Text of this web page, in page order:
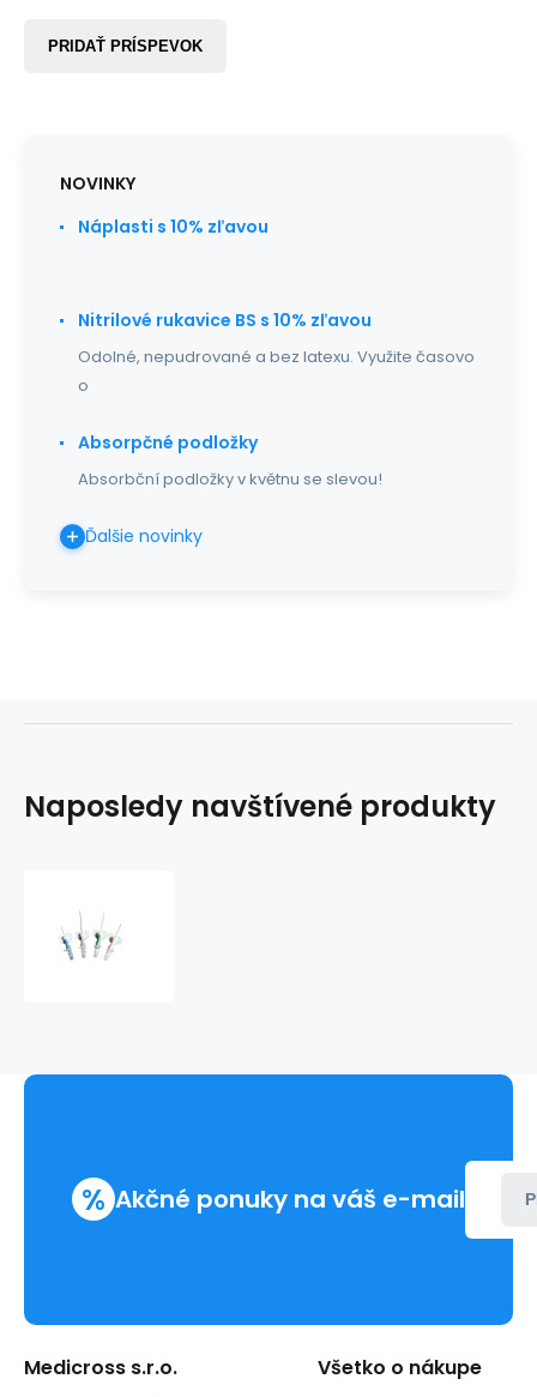
PRIDAŤ PRÍSPEVOK
NOVINKY
Náplasti s 10% zľavou
Nitrilové rukavice BS s 10% zľavou
Odolné, nepudrované a bez latexu. Využite časovo
o
Absorpčné podložky
Absorbční podložky v květnu se slevou!
Ďalšie novinky
Naposledy navštívené produkty
bez
(50ks)
% Akčné ponuky na váš e-mail
Medicross s.r.o. Všetko o nákupe